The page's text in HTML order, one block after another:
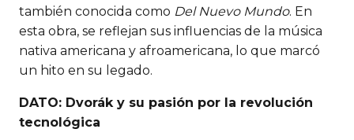
también conocida como Del Nuevo Mundo. En
esta obra, se reflejan sus influencias de la música
nativa americana y afroamericana, lo que marcó
un hito en su legado.
DATO: Dvorák y su pasión por la revolución
tecnológica